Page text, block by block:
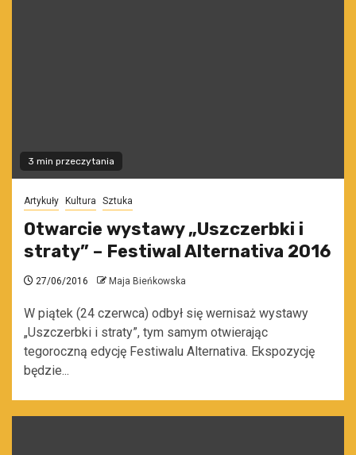
3 min przeczytania
Artykuły Kultura Sztuka
Otwarcie wystawy „Uszczerbki i
straty” – Festiwal Alternativa 2016
27/06/2016 Maja Bieńkowska
W piątek (24 czerwca) odbył się wernisaż wystawy
„Uszczerbki i straty”, tym samym otwierając
tegoroczną edycję Festiwalu Alternativa. Ekspozycję
będzie...